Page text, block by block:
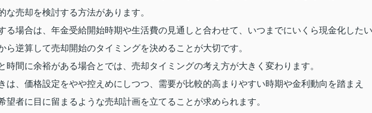
な売却を検討する方法があります。
る場合は、年金受給開始時期や生活費の見通しと合わせて、いつまでにいくら現金化したい
ら逆算して売却開始のタイミングを決めることが大切です。
時間に余裕がある場合とでは、売却タイミングの考え方が大きく変わります。
は、価格設定をやや控えめにしつつ、需要が比較的高まりやすい時期や金利動向を踏まえ
望者に目に留まるような売却計画を立てることが求められます。